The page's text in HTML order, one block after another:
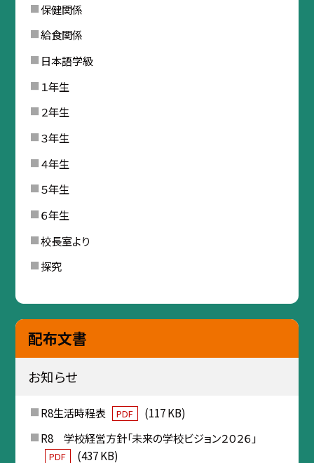
保健関係
給食関係
日本語学級
１年生
２年生
３年生
４年生
５年生
６年生
校長室より
探究
配布文書
お知らせ
R8生活時程表 PDF
(117 KB)
R8 学校経営方針「未来の学校ビジョン２０２６」
PDF (437 KB)